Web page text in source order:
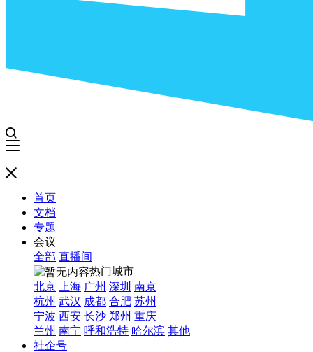
首页
文档
专题
会议
全部 直播间
热门城市
北京
上海 广州 深圳 南京
杭州 武汉 成都 合肥 苏州
宁波 西安 长沙 郑州 重庆
兰州 南宁 呼和浩特 哈尔滨 其他
社企号